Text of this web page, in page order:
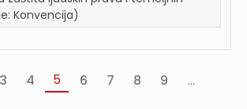
Konvencija)
3 4 5 6 7 8 9 ...